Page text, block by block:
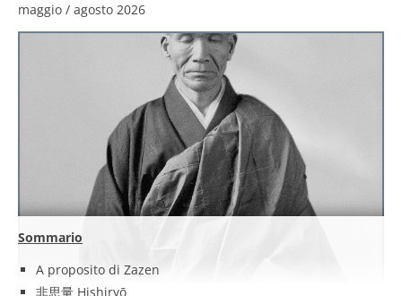
maggio / agosto 2026
Sommario
A proposito di Zazen
非思量 Hishiryō